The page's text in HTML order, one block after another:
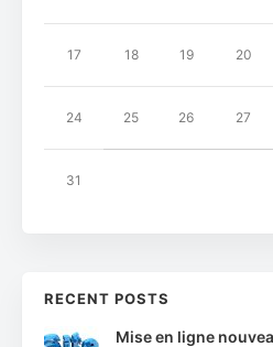
17 18 19 20
24 25 26 27
31
RECENT POSTS
Mise en ligne